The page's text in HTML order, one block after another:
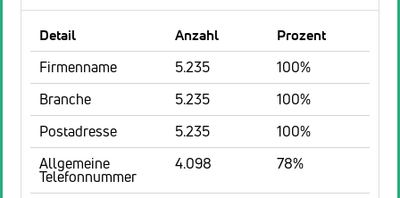
Detail Anzahl
Prozent
Firmenname
5.235
100%
Branche
5.235
100%
Postadresse
5.235
100%
Allgemeine
Telefonnummer
4.098 78%